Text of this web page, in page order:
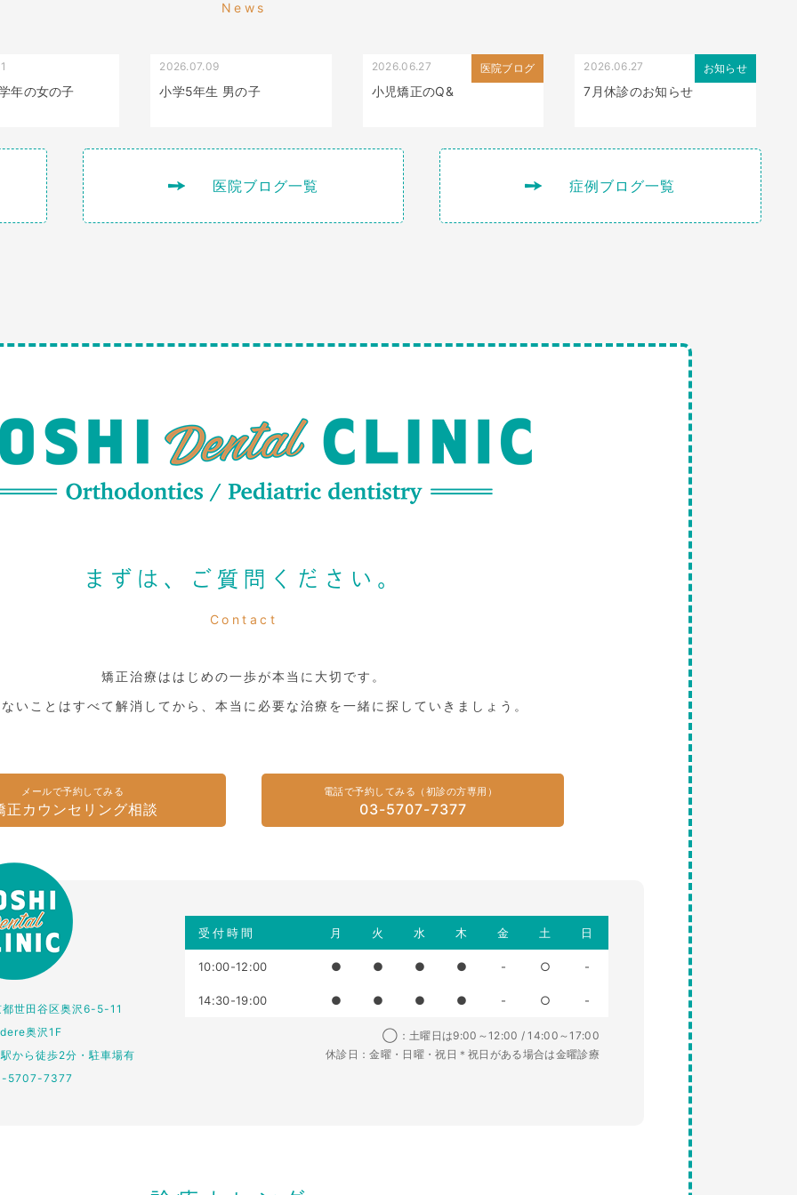
News
年の女の子
2026.07.09
小学5年生 男の子
医院ブログ
2026.06.27
小児矯正のQ&
お知らせ
2026.06.27
7月休診のお知らせ
医院ブログ一覧 症例ブログ一覧
まずは、ご質問ください。
Contact
矯正治療ははじめの一歩が本当に大切です。
いことはすべて解消してから、本当に必要な治療を一緒に探していきましょう。
メールで予約してみる
正カウンセリング相談
電話で予約してみる（初診の方専用）
03-5707-7377
世田谷区奥沢6-5-11
奥沢1F
から徒歩2分・駐車場有
5707-7377
受付時間 月 火 水 木 金 土 日
10:00-12:00 ● ● ● ● - ○ -
14:30-19:00 ● ● ● ● - ○ -
◯：土曜日は9:00～12:00 / 14:00～17:00
休診日：金曜・日曜・祝日＊祝日がある場合は金曜診療